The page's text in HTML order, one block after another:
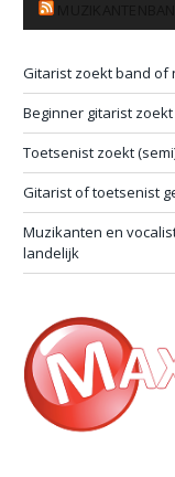
Gitarist zoekt band of
Beginner gitarist
Toetsenist zoekt
Gitarist of toetsenist
Muzikanten en
landelijk